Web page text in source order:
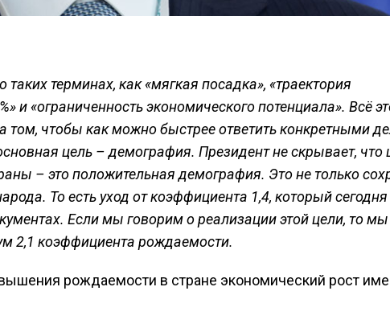
терминах, как «мягкая посадка», «траектория
и «ограниченность экономического потенциала». Всё
том, чтобы как можно быстрее ответить конкретными
цель – демография. Президент не скрывает, что
– это положительная демография. Это не только
То есть уход от коэффициента 1,4, который сегодня
Если мы говорим о реализации этой цели, то
2,1 коэффициента рождаемости.
рождаемости в стране экономический рост